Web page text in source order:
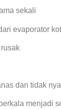
sekali
evaporator
dan tidak
menjadi